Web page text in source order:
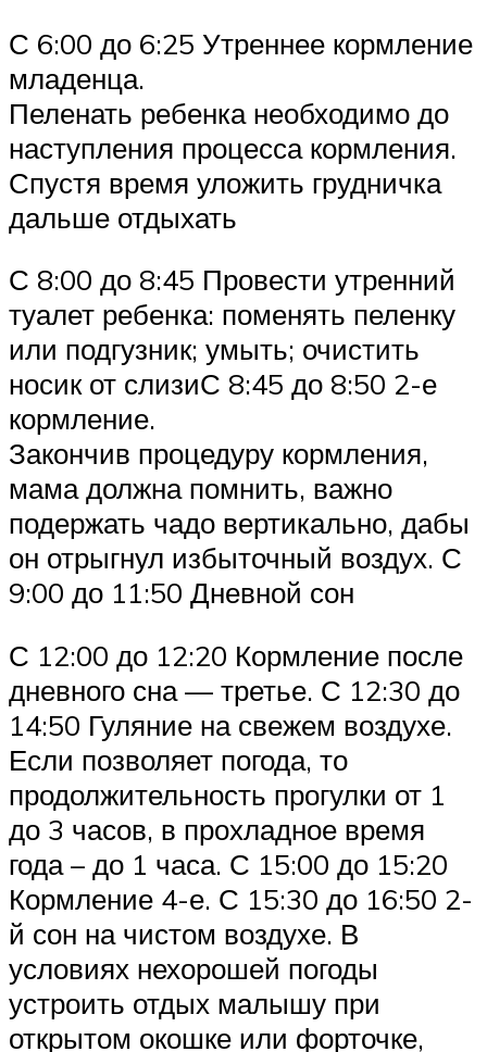
С 6:00 до 6:25 Утреннее кормление
младенца.
Пеленать ребенка необходимо до
наступления процесса кормления.
Спустя время уложить грудничка
дальше отдыхать
С 8:00 до 8:45 Провести утренний
туалет ребенка: поменять пеленку
или подгузник; умыть; очистить
носик от слизиС 8:45 до 8:50 2-е
кормление.
Закончив процедуру кормления,
мама должна помнить, важно
подержать чадо вертикально, дабы
он отрыгнул избыточный воздух. С
9:00 до 11:50 Дневной сон
С 12:00 до 12:20 Кормление после
дневного сна — третье. С 12:30 до
14:50 Гуляние на свежем воздухе.
Если позволяет погода, то
продолжительность прогулки от 1
до 3 часов, в прохладное время
года – до 1 часа. С 15:00 до 15:20
Кормление 4-е. С 15:30 до 16:50 2-
й сон на чистом воздухе. В
условиях нехорошей погоды
устроить отдых малышу при
открытом окошке или форточке,